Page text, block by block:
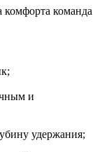
комфорта команда
и
удержания;